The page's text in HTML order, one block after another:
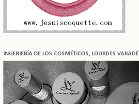
INGENIERÍA DE LOS COSMÉTICOS, LOURDES VARADÉ